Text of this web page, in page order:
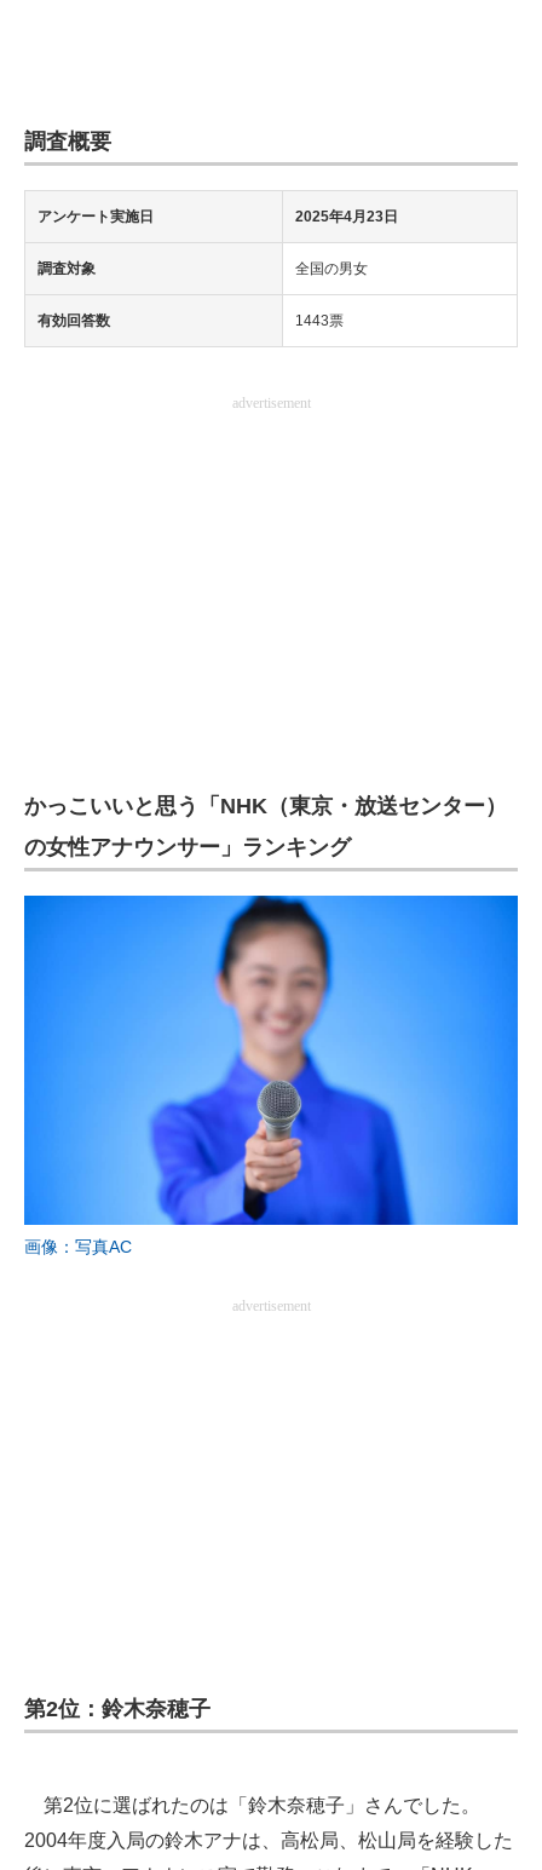
ちょっと気になるネットの話題
調査概要
アンケート実施日 2025年4月23日
調査対象 全国の男女
有効回答数 1443票
advertisement
かっこいいと思う「NHK（東京・放送センター）
の女性アナウンサー」ランキング
画像：写真AC
advertisement
第2位：鈴木奈穂子
第2位に選ばれたのは「鈴木奈穂子」さんでした。
2004年度入局の鈴木アナは、高松局、松山局を経験した